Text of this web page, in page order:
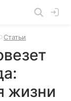
Статьи
жизни